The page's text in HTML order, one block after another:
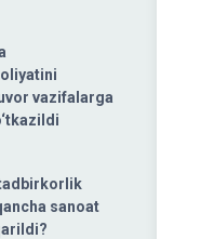
vazifalarga
sanoat